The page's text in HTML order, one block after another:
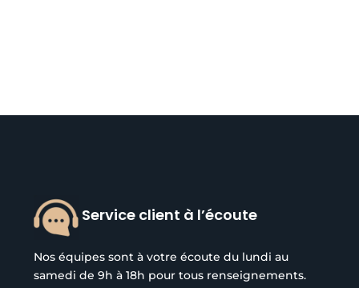
Service client à l’écoute
Nos équipes sont à votre écoute du lundi au
samedi de 9h à 18h pour tous renseignements.